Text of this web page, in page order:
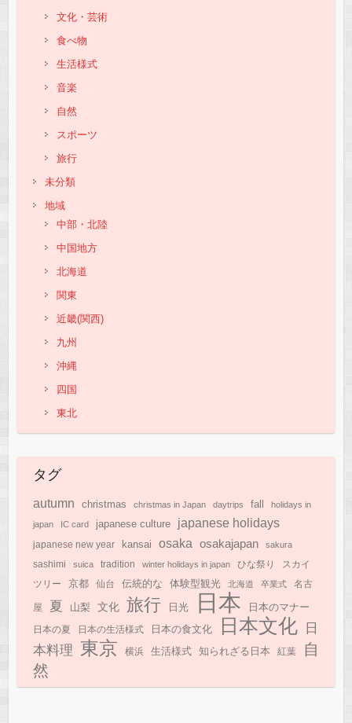
文化・芸術
食べ物
生活様式
音楽
自然
スポーツ
旅行
未分類
地域
中部・北陸
中国地方
北海道
関東
近畿(関西)
九州
沖縄
四国
東北
タグ
autumn christmas christmas in Japan daytrips fall holidays in
japan IC card japanese culture japanese holidays
japanese new year kansai osaka osakajapan sakura
sashimi suica tradition winter holidays in japan ひな祭り スカイ
ツリー 京都 仙台 伝統的な 体験型観光 北海道 卒業式 名古
屋 夏 山梨 文化 旅行 日光 日本 日本のマナー
日本の夏 日本の生活様式 日本の食文化 日本文化 日
本料理 東京 横浜 生活様式 知られざる日本 紅葉
自
然